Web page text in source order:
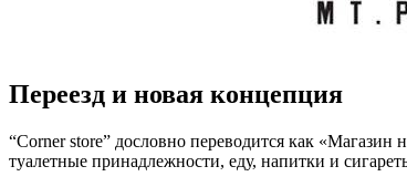
Переезд и новая концепция
“Corner store” дословно переводится как
туалетные принадлежности, еду, напитки и